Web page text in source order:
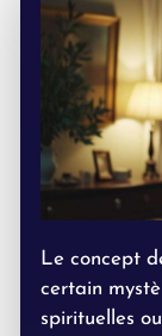
Le concept
certain
spirituelles